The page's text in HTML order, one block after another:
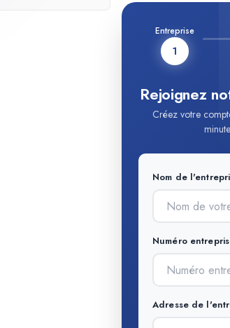
Entreprise
1
Rejoignez
Créez votre
Nom de
Numéro
Adresse de